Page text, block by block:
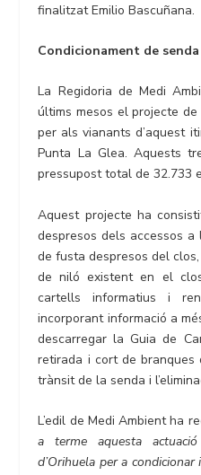
finalitzat Emilio Bascuñana.
Condicionament de
La Regidoria de Medi
últims mesos el projecte
per als vianants d’aquest
Punta La Glea. Aquests
pressupost total de 32.733
Aquest projecte ha
despresos dels accessos
de fusta despresos del
de niló existent en el
cartells informatius i
incorporant informació a
descarregar la Guia de
retirada i cort de
trànsit de la senda i
L’edil de Medi Ambient ha
a terme aquesta
d’Orihuela per a